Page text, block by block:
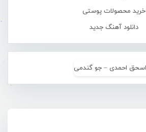
خرید محصولات پوستی
دانلود آهنگ جدید